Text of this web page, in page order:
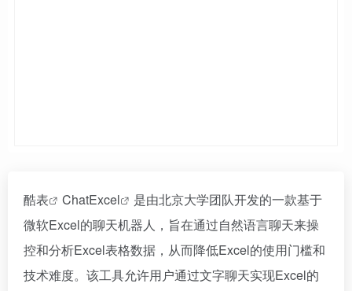
酷表 ChatExcel
是由北京大学团队开发的一款基于
微软Excel的聊天机器人，旨在通过自然语言聊天来操
控和分析Excel表格数据，从而降低Excel的使用门槛和
技术难度。该工具允许用户通过文字聊天实现Excel的